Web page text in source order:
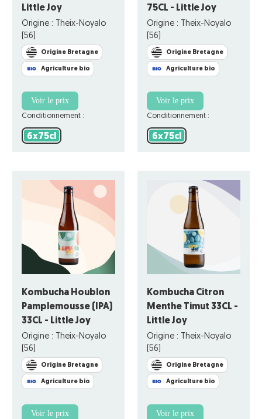
Little Joy
Origine : Theix-Noyalo
(56)
Origine Bretagne
Agriculture bio
Voir le prix
Conditionnement :
6x75cl
75CL - Little Joy
Origine : Theix-Noyalo
(56)
Origine Bretagne
Agriculture bio
Voir le prix
Conditionnement :
6x75cl
Kombucha Houblon
Pamplemousse (IPA)
33CL - Little Joy
Origine : Theix-Noyalo
(56)
Origine Bretagne
Agriculture bio
Voir le prix
Kombucha Citron
Menthe Timut 33CL -
Little Joy
Origine : Theix-Noyalo
(56)
Origine Bretagne
Agriculture bio
Voir le prix